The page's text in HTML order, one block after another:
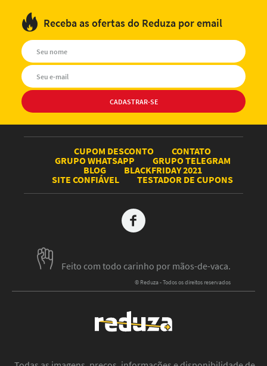
Receba as ofertas do Reduza por email
CUPOM DESCONTO
CONTATO
GRUPO WHATSAPP
GRUPO TELEGRAM
BLOG
BLACKFRIDAY 2021
SITE CONFIÁVEL
TESTADOR DE CUPONS
Feito com todo carinho por mãos-de-vaca.
© Reduza - Todos os direitos reservados